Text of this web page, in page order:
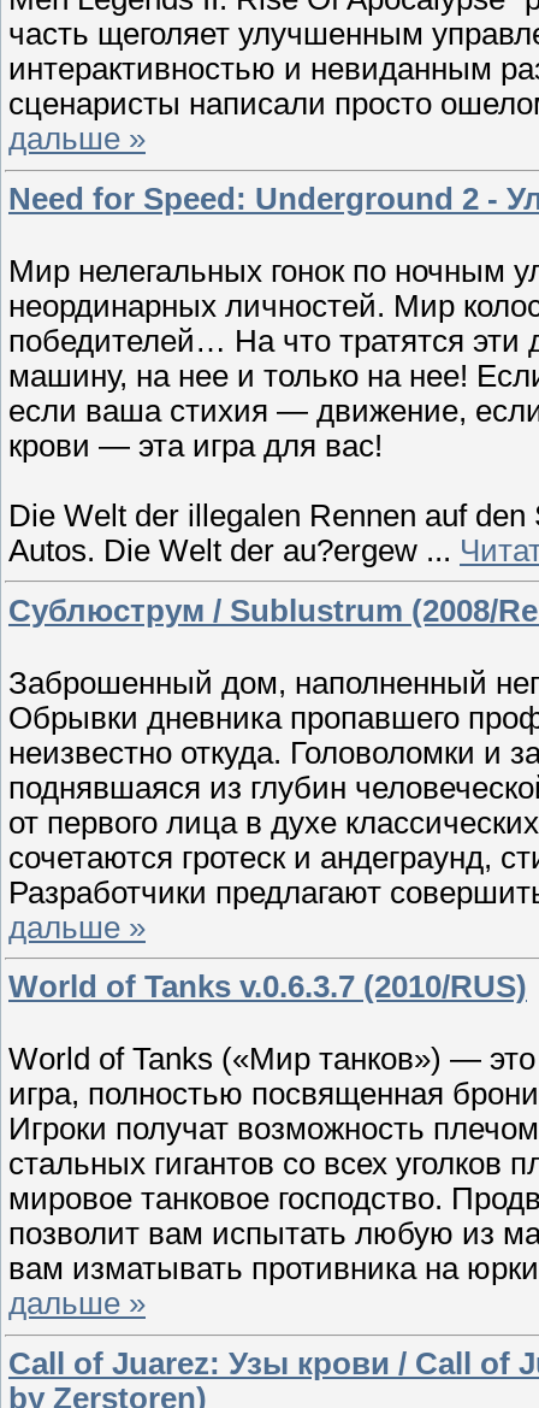
часть щеголяет улучшенным
интерактивностью и невиданным
сценаристы написали просто
дальше »
Need for Speed: Underground 2 -
Мир нелегальных гонок по ночным
неординарных личностей. Мир
победителей… На что тратятся
машину, на нее и только на нее!
если ваша стихия — движение,
крови — эта игра для вас!
Die Welt der illegalen Rennen auf
Autos. Die Welt der au?ergew ...
Сублюструм / Sublustrum (2008/
Заброшенный дом, наполненный
Обрывки дневника пропавшего
неизвестно откуда. Головоломки и
поднявшаяся из глубин
от первого лица в духе
сочетаются гротеск и андеграунд,
Разработчики предлагают
дальше »
World of Tanks v.0.6.3.7 (2010/RUS)
World of Tanks («Мир танков») —
игра, полностью посвященная
Игроки получат возможность
стальных гигантов со всех уголков
мировое танковое господство.
позволит вам испытать любую из
вам изматывать противника на
дальше »
Call of Juarez: Узы крови / Call of
by Zerstoren)